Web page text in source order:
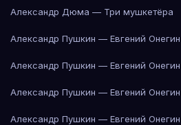
Александр Дюма — Три мушкетёра
Александр Пушкин — Евгений Онегин
Александр Пушкин — Евгений Онегин
Александр Пушкин — Евгений Онегин
Александр Пушкин — Евгений Онегин